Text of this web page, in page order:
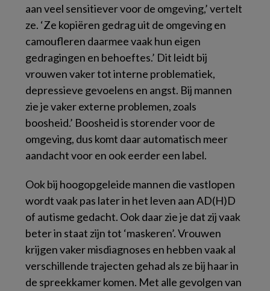
aan veel sensitiever voor de omgeving,’ vertelt
ze. ‘Ze kopiëren gedrag uit de omgeving en
camoufleren daarmee vaak hun eigen
gedragingen en behoeftes.’ Dit leidt bij
vrouwen vaker tot interne problematiek,
depressieve gevoelens en angst. Bij mannen
zie je vaker externe problemen, zoals
boosheid.’ Boosheid is storender voor de
omgeving, dus komt daar automatisch meer
aandacht voor en ook eerder een label.
Ook bij hoogopgeleide mannen die vastlopen
wordt vaak pas later in het leven aan AD(H)D
of autisme gedacht. Ook daar zie je dat zij vaak
beter in staat zijn tot ‘maskeren’. Vrouwen
krijgen vaker misdiagnoses en hebben vaak al
verschillende trajecten gehad als ze bij haar in
de spreekkamer komen. Met alle gevolgen van